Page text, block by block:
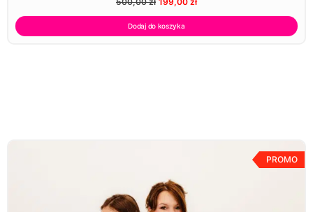
Dodaj do koszyka
PROMO